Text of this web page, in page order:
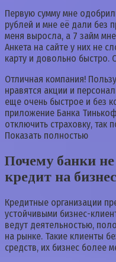
Первую сумму мне
рублей и мне её дали без
меня выросла, а 7 займ
Анкета на сайте у них не
карту и довольно быстро.
Отличная компания!
нравятся акции и
еще очень быстрое и без
приложение Банка
отключить страховку, так
Показать полностью
Почему банки
кредит на
Кредитные организации
устойчивыми бизнес-
ведут деятельностью,
на рынке. Такие клиенты
средств, их бизнес более